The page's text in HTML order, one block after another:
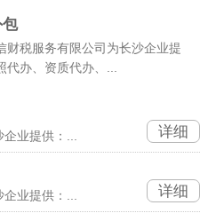
包
财税服务有限公司为长沙企业提
代办、资质代办、...
业提供：... 详细
业提供：... 详细